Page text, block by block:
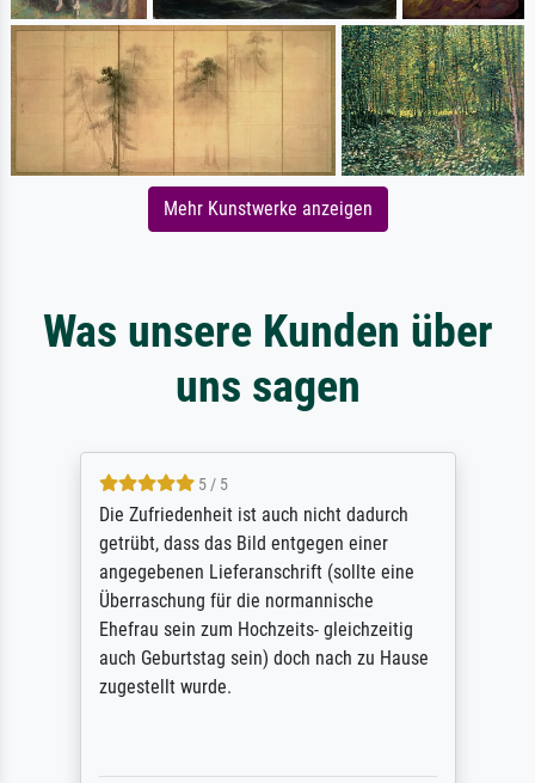
Mehr Kunstwerke anzeigen
Was unsere Kunden über
uns sagen
5 / 5
Die Zufriedenheit ist auch nicht dadurch
getrübt, dass das Bild entgegen einer
angegebenen Lieferanschrift (sollte eine
Überraschung für die normannische
Ehefrau sein zum Hochzeits- gleichzeitig
auch Geburtstag sein) doch nach zu Hause
zugestellt wurde.